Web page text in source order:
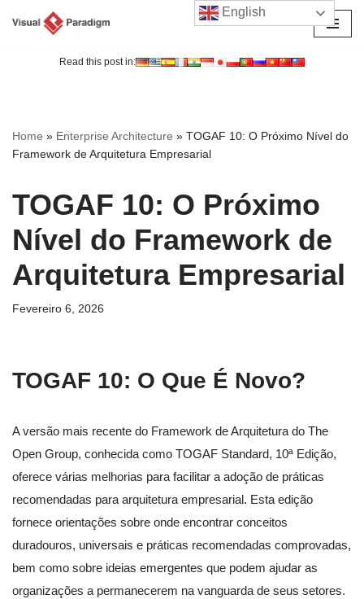
Read this post in:
Home » Enterprise Architecture » TOGAF 10: O Próximo Nível do
Framework de Arquitetura Empresarial
TOGAF 10: O Próximo
Nível do Framework de
Arquitetura Empresarial
Fevereiro 6, 2026
TOGAF 10: O Que É Novo?
A versão mais recente do Framework de Arquitetura do The
Open Group, conhecida como TOGAF Standard, 10ª Edição,
oferece várias melhorias para facilitar a adoção de práticas
recomendadas para arquitetura empresarial. Esta edição
fornece orientações sobre onde encontrar conceitos
duradouros, universais e práticas recomendadas comprovadas,
bem como sobre ideias emergentes que podem ajudar as
organizações a permanecerem na vanguarda de seus setores.
English